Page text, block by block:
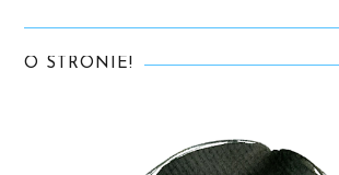
O STRONIE!